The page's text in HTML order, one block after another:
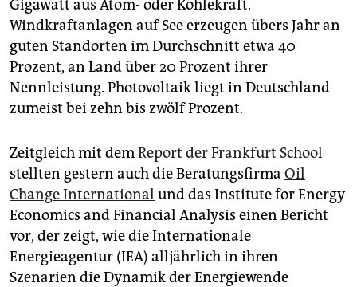
Gigawatt aus Atom- oder Kohlekraft.
Windkraftanlagen auf See erzeugen übers Jahr an
guten Standorten im Durchschnitt etwa 40
Prozent, an Land über 20 Prozent ihrer
Nennleistung. Photovoltaik liegt in Deutschland
zumeist bei zehn bis zwölf Prozent.
Zeitgleich mit demReport der Frankfurt School
stellten gestern auch die Beratungsfirma Oil
Change International und das Institute for Energy
Economics and Financial Analysis einen Bericht
vor, der zeigt, wie die Internationale
Energieagentur (IEA) alljährlich in ihren
Szenarien die Dynamik der Energiewende